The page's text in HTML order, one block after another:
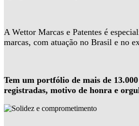
A Wettor Marcas e Patentes é
marcas, com atuação no Brasil e no
Tem um portfólio de mais de
registradas, motivo de honra e